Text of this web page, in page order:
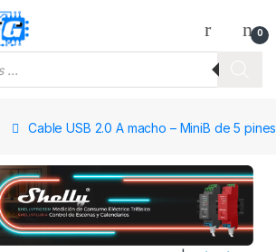
0
Cable USB 2.0 A macho – MiniB de 5